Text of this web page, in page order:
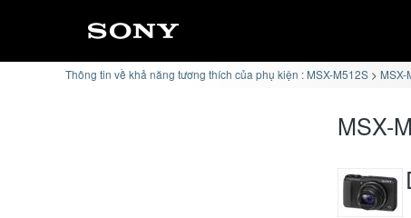
Thông tin về khả năng tương thích của phụ kiện : MSX-M512S
MSX-